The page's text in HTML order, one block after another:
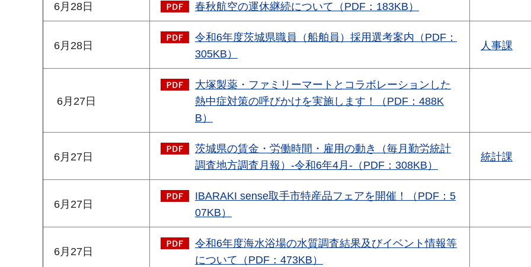
6月28日 春秋航空の運休継続について（PDF：183KB）
6月28日
令和6年度茨城県職員（船舶員）採用選考案内（PDF：
305KB）
人事課
6月27日
大塚製薬・ファミリーマートとコラボレーションした
熱中症対策の呼びかけを実施します！（PDF：488K
B）
6月27日
茨城県の賃金・労働時間・雇用の動き（毎月勤労統計
調査地方調査月報）-令和6年4月-（PDF：308KB）
統計課
6月27日
IBARAKI sense取手市特産品フェアを開催！（PDF：5
07KB）
6月27日
令和6年度海水浴場の水質調査結果及びイベント情報等
について（PDF：473KB）